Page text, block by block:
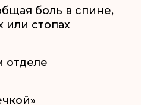
боль в спине,
или стопах
отделе